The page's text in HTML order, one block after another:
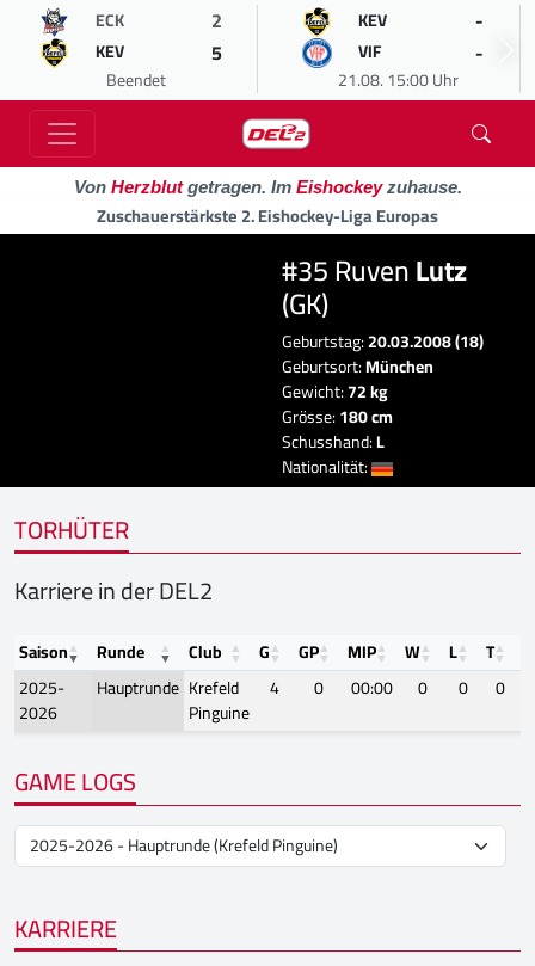
ECK 2
KEV 5
Beendet
KEV -
VIF -
21.08. 15:00 Uhr
Von Herzblutgetragen. Im Eishockeyzuhause.
Zuschauerstärkste 2. Eishockey-Liga Europas
#35 RuvenLutz
(GK)
Geburtstag:20.03.2008 (18)
Geburtsort:München
Gewicht:72 kg
Grösse:180 cm
Schusshand:L
Nationalität:
TORHÜTER
Karriere in der DEL2
Saison Runde Club G GP MIP W L T
2025-
2026
Hauptrunde Krefeld
Pinguine
4 0 00:00 0 0 0
GAME LOGS
KARRIERE